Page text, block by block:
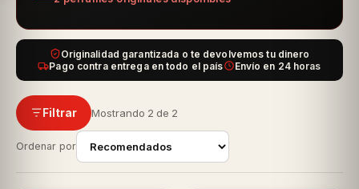
Originalidad garantizada o te devolvemos tu dinero
Pago contra entrega en todo el país
Envío en 24 horas
Filtrar Mostrando 2 de 2
Ordenar por